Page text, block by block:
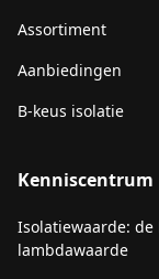
Assortiment
Aanbiedingen
B-keus isolatie
Kenniscentrum
Isolatiewaarde: de
lambdawaarde